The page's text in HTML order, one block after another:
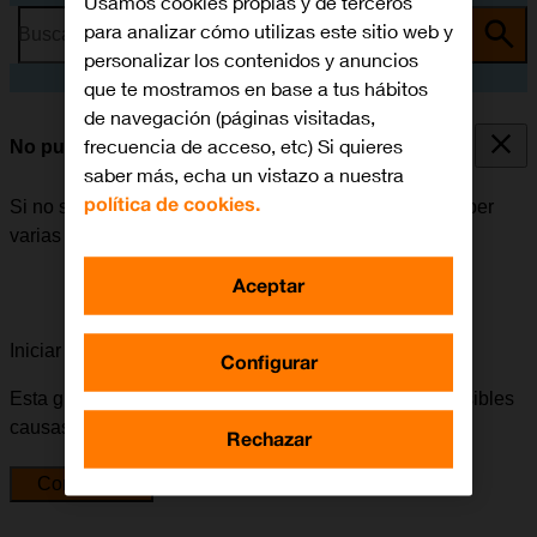
Busca por problema o tema
No puedo instalar una app
Si no se puede instalar una app en el móvil, puede haber
varias causas posibles al problema.
Iniciar la guía para solucionar tu problema
Esta guía te va a conducir a través de una serie de posibles
causas y soluciones al problema.
Comenzar
para analizar cómo utilizas este sitio web y
personalizar los contenidos y anuncios
que te mostramos en base a tus hábitos
de navegación (páginas visitadas,
frecuencia de acceso, etc) Si quieres
saber más, echa un vistazo a nuestra
política de cookies.
Configurar
Rechazar
Aceptar